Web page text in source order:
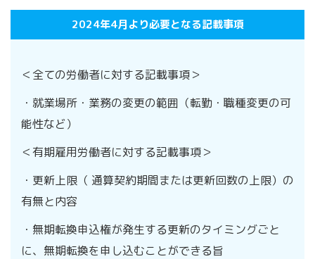
2024年4月より必要となる記載事項
＜全ての労働者に対する記載事項＞
・就業場所・業務の変更の範囲（転勤・職種変更の可
能性など）
＜有期雇用労働者に対する記載事項＞
・更新上限（ 通算契約期間または更新回数の上限）の
有無と内容
・無期転換申込権が発生する更新のタイミングごと
に、無期転換を申し込むことができる旨